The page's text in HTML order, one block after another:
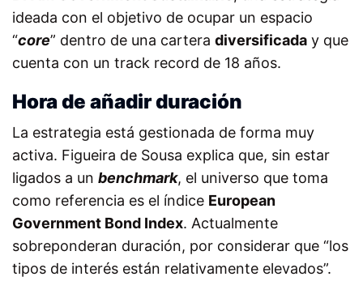
ideada con el objetivo de ocupar un espacio
“core” dentro de una cartera diversificada y que
cuenta con un track record de 18 años.
Hora de añadir duración
La estrategia está gestionada de forma muy
activa. Figueira de Sousa explica que, sin estar
ligados a un benchmark, el universo que toma
como referencia es el índice European
Government Bond Index. Actualmente
sobreponderan duración, por considerar que “los
tipos de interés están relativamente elevados”.